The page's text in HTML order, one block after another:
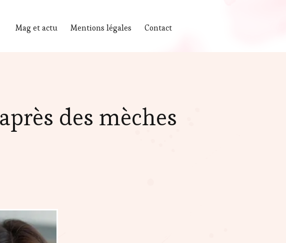
Mag et actu Mentions légales Contact
des mèches